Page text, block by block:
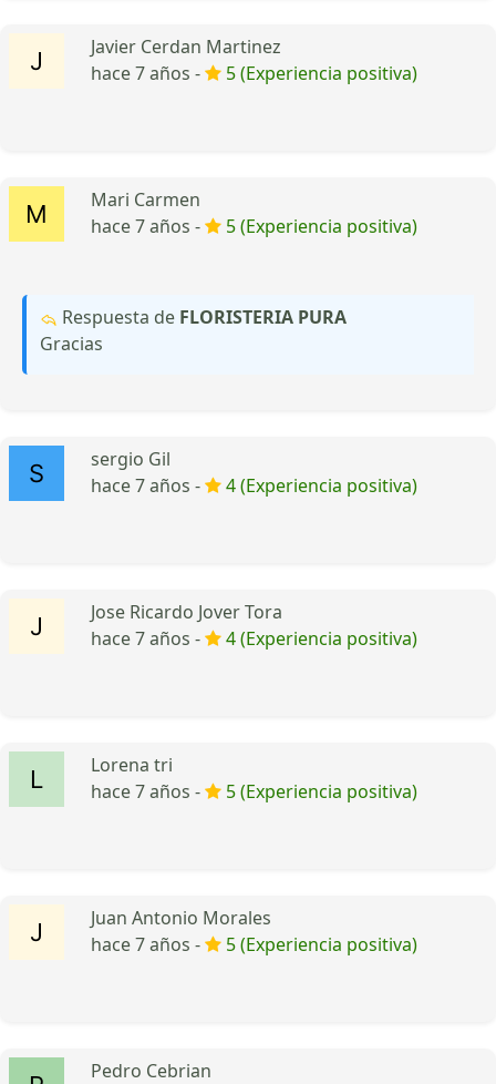
Javier Cerdan Martinez
hace 7 años -
5 (Experiencia positiva)
Mari Carmen
hace 7 años -
5 (Experiencia positiva)
Respuesta de FLORISTERIA PURA
Gracias
sergio Gil
hace 7 años -
4 (Experiencia positiva)
Jose Ricardo Jover Tora
hace 7 años -
4 (Experiencia positiva)
Lorena tri
hace 7 años -
5 (Experiencia positiva)
Juan Antonio Morales
hace 7 años -
5 (Experiencia positiva)
Pedro Cebrian